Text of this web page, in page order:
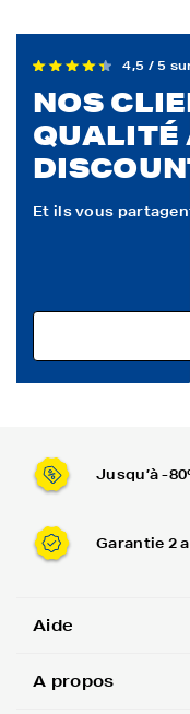
4,5 / 5
NOS
QUALITÉ
Et ils vous
Jusqu’à -
Garantie 2
Aide
A propos